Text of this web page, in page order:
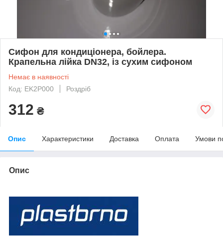
Сифон для кондиціонера, бойлера.
Крапельна лійка DN32, із сухим сифоном
Немає в наявності
Код: EK2P000
Роздріб
312 ₴
Опис Характеристики Доставка Оплата Умови
Опис